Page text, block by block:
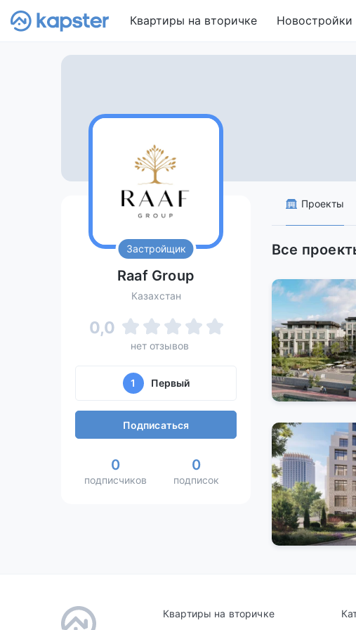
Квартиры на вторичке Новостройки
Застройщик
Raaf Group
Казахстан
0,0
нет отзывов
1 Первый
Подписаться
0
подписчиков
0
подписок
Проекты
Все
Квартиры на вторичке